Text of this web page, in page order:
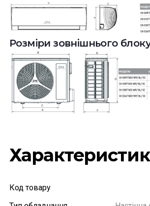
Розміри зовнішнього
Код товару